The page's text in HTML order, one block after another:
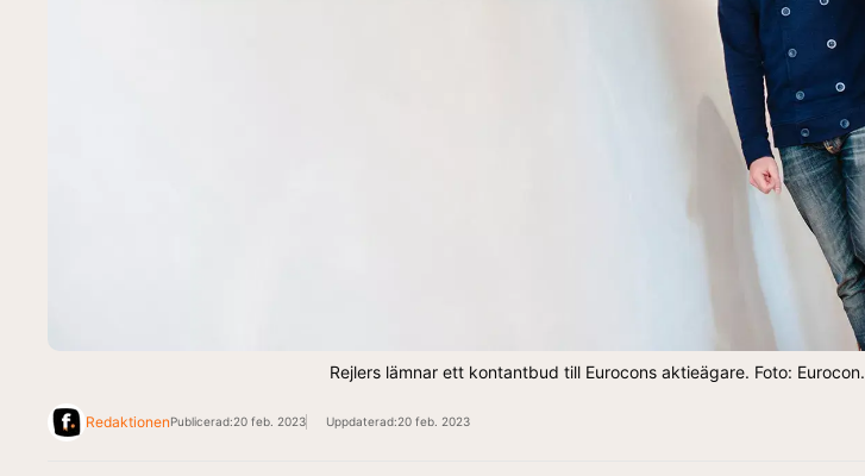
Rejlers lämnar ett kontantbud till Eurocons aktieägare. Foto: Eurocon.
RedaktionenPublicerad:20 feb. 2023 Uppdaterad:20 feb. 2023